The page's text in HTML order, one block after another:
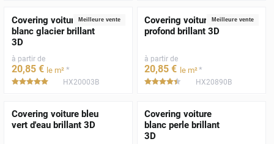
Meilleure vente
Covering voiture
blanc glacier brillant
3D
à partir de
20,85 € le m² *
*****HX20003B
Meilleure vente
Covering voiture noir
profond brillant 3D
à partir de
20,85 € le m²*
***** HX20890B
Covering voiture bleu
vert d'eau brillant 3D
Covering voiture
blanc perle brillant
3D